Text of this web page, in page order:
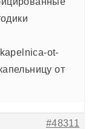
ot-
от
#48311